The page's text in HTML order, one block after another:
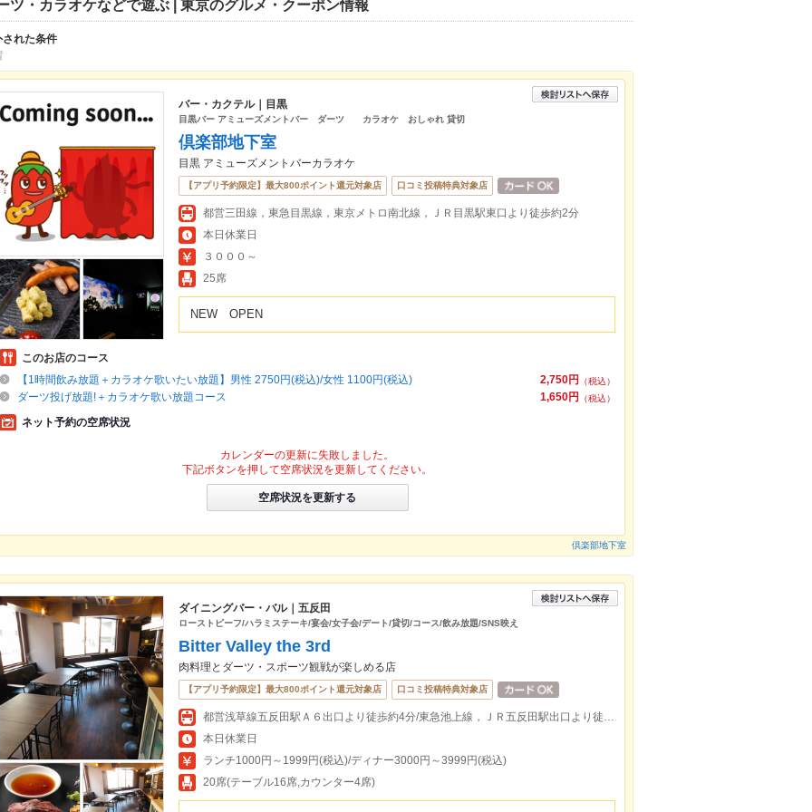
ツ・カラオケなどで遊ぶ | 東京のグルメ・クーポン情報
された条件
バー・カクテル｜目黒
目黒バー アミューズメントバー ダーツ カラオケ おしゃれ 貸切
倶楽部地下室
目黒 アミューズメントバーカラオケ
【アプリ予約限定】最大800ポイント還元対象店 口コミ投稿特典対象店
都営三田線，東急目黒線，東京メトロ南北線，ＪＲ目黒駅東口より徒歩約2分
本日休業日
３０００～
25席
NEW OPEN
このお店のコース
2,750円
（税込）
【1時間飲み放題＋カラオケ歌いたい放題】男性 2750円(税込)/女性 1100円(税込)
1,650円
（税込）
ダーツ投げ放題!＋カラオケ歌い放題コース
ネット予約の空席状況
カレンダーの更新に失敗しました。
下記ボタンを押して空席状況を更新してください。
空席状況を更新する
倶楽部地下室
ダイニングバー・バル｜五反田
ローストビーフ/ハラミステーキ/宴会/女子会/デート/貸切/コース/飲み放題/SNS映え
Bitter Valley the 3rd
肉料理とダーツ・スポーツ観戦が楽しめる店
【アプリ予約限定】最大800ポイント還元対象店 口コミ投稿特典対象店
都営浅草線五反田駅Ａ６出口より徒歩約4分/東急池上線，ＪＲ五反田駅出口より徒歩約6分
本日休業日
ランチ1000円～1999円(税込)/ディナー3000円～3999円(税込)
20席(テーブル16席,カウンター4席)